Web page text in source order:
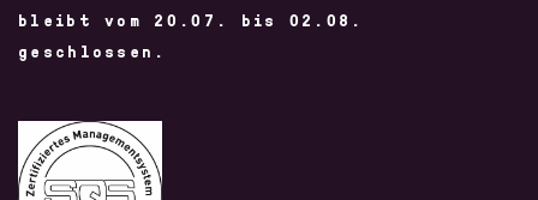
bleibt vom 20.07. bis 02.08.
geschlossen.